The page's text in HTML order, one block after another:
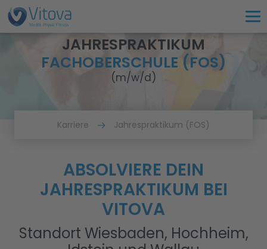
JAHRESPRAKTIKUM
FACHOBERSCHULE (FOS)
(m/w/d)
Karriere Jahrespraktikum (FOS)
ABSOLVIERE DEIN
JAHRESPRAKTIKUM BEI
VITOVA
Standort Wiesbaden, Hochheim,